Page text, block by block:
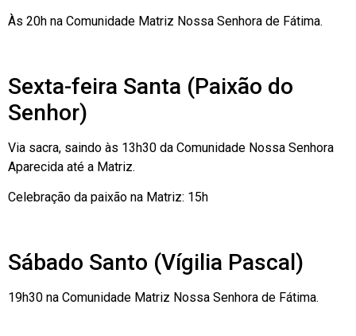
Às 20h na Comunidade Matriz Nossa Senhora de Fátima.
Sexta-feira Santa (Paixão do
Senhor)
Via sacra, saindo às 13h30 da Comunidade Nossa Senhora
Aparecida até a Matriz.
Celebração da paixão na Matriz: 15h
Sábado Santo (Vígilia Pascal)
19h30 na Comunidade Matriz Nossa Senhora de Fátima.